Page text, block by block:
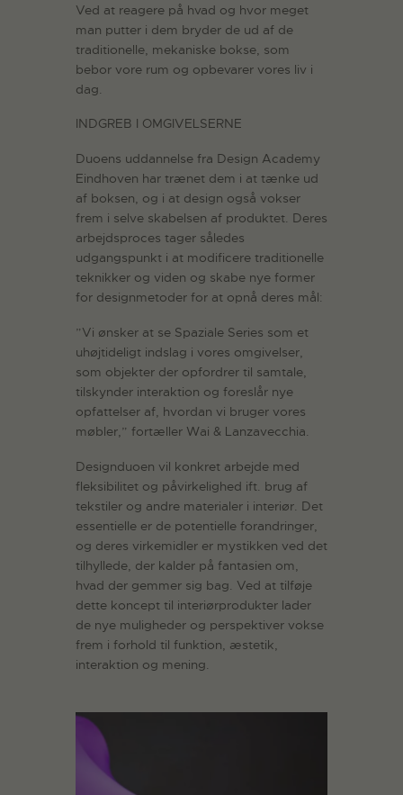
Ved at reagere på hvad og hvor meget
man putter i dem bryder de ud af de
traditionelle, mekaniske bokse, som
bebor vore rum og opbevarer vores liv i
dag.
INDGREB I OMGIVELSERNE
Duoens uddannelse fra Design Academy
Eindhoven har trænet dem i at tænke ud
af boksen, og i at design også vokser
frem i selve skabelsen af produktet. Deres
arbejdsproces tager således
udgangspunkt i at modificere traditionelle
teknikker og viden og skabe nye former
for designmetoder for at opnå deres mål:
”Vi ønsker at se Spaziale Series som et
uhøjtideligt indslag i vores omgivelser,
som objekter der opfordrer til samtale,
tilskynder interaktion og foreslår nye
opfattelser af, hvordan vi bruger vores
møbler,” fortæller Wai & Lanzavecchia.
Designduoen vil konkret arbejde med
fleksibilitet og påvirkelighed ift. brug af
tekstiler og andre materialer i interiør. Det
essentielle er de potentielle forandringer,
og deres virkemidler er mystikken ved det
tilhyllede, der kalder på fantasien om,
hvad der gemmer sig bag. Ved at tilføje
dette koncept til interiørprodukter lader
de nye muligheder og perspektiver vokse
frem i forhold til funktion, æstetik,
interaktion og mening.